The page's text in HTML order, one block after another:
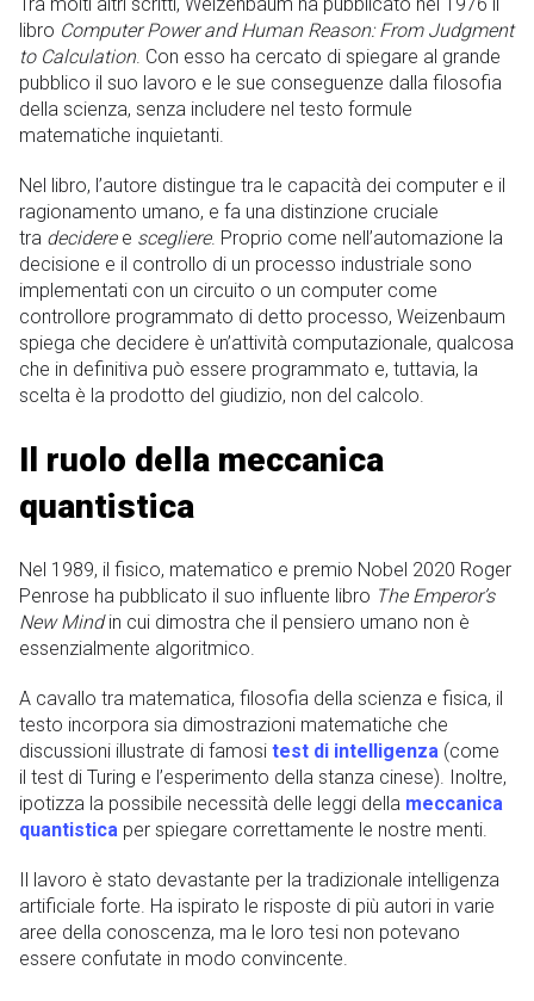
libro Computer Power and Human Reason: From Judgment
to Calculation. Con esso ha cercato di spiegare al grande
pubblico il suo lavoro e le sue conseguenze dalla filosofia
della scienza, senza includere nel testo formule
matematiche inquietanti.
Nel libro, l’autore distingue tra le capacità dei computer e il
ragionamento umano, e fa una distinzione cruciale
tra decideree scegliere. Proprio come nell’automazione la
decisione e il controllo di un processo industriale sono
implementati con un circuito o un computer come
controllore programmato di detto processo, Weizenbaum
spiega che decidere è un’attività computazionale, qualcosa
che in definitiva può essere programmato e, tuttavia, la
scelta è la prodotto del giudizio, non del calcolo.
Il ruolo della meccanica
quantistica
Nel 1989, il fisico, matematico e premio Nobel 2020 Roger
Penrose ha pubblicato il suo influente libro The Emperor’s
New Mindin cui dimostra che il pensiero umano non è
essenzialmente algoritmico.
A cavallo tra matematica, filosofia della scienza e fisica, il
testo incorpora sia dimostrazioni matematiche che
discussioni illustrate di famosi test di intelligenza (come
il test di Turing e l’esperimento della stanza cinese). Inoltre,
ipotizza la possibile necessità delle leggi della meccanica
quantistica per spiegare correttamente le nostre menti.
Il lavoro è stato devastante per la tradizionale intelligenza
artificiale forte. Ha ispirato le risposte di più autori in varie
aree della conoscenza, ma le loro tesi non potevano
essere confutate in modo convincente.